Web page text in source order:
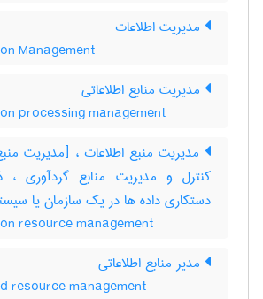
مدیریت اطلاعات
Management
مدیریت منابع اطلاعاتی
processing management
مدیریت منبع اطلاعات ، [مدیریت
کنترل و مدیریت منابع گردآوری
دستکاری داده ها در یک سازمان یا
resource management
مدیر منابع اطلاعاتی
resource management